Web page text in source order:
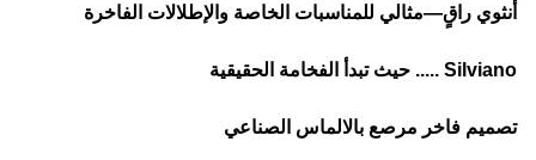
أنثوي راقٍ—مثالي للمناسبات الخاصة والإطلالات الفاخرة
حيث تبدأ الفخامة الحقيقية ..... Silviano
تصميم فاخر مرصع بالالماس الصناعي